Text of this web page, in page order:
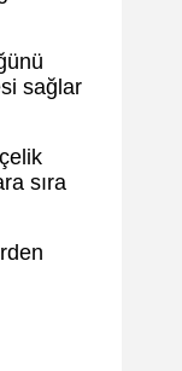
sağlar
sıra